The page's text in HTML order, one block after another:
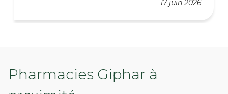
17 juin 2026
Pharmacies Giphar à